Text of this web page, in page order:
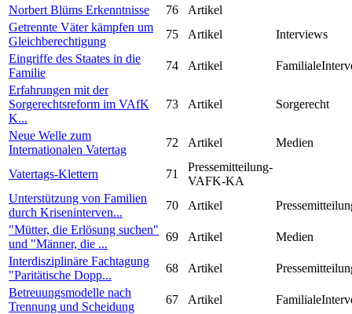
Norbert Blüms Erkenntnisse
76
Artikel
Getrennte Väter kämpfen um
Gleichberechtigung
75 Artikel
Interviews
Eingriffe des Staates in die
Familie
74 Artikel
Erfahrungen mit der
Sorgerechtsreform im VAfK
K...
73 Artikel Sorgerecht
Neue Welle zum
Internationalen Vatertag
72 Artikel Medien
Vatertags-Klettern 71
Pressemitteilung-
VAFK-KA
Unterstützung von Familien
durch Kriseninterven...
70 Artikel
"Mütter, die Erlösung suchen"
und "Männer, die ...
69 Artikel
Medien
Interdisziplinäre Fachtagung
"Paritätische Dopp...
68 Artikel
Betreuungsmodelle nach
Trennung und Scheidung
67 Artikel